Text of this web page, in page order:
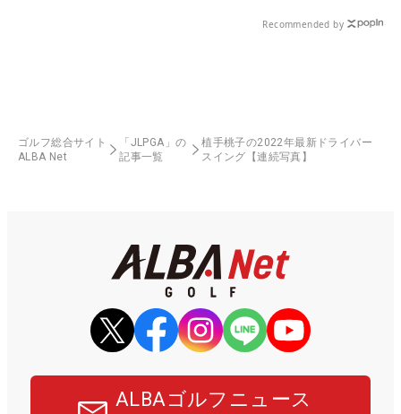
Recommended by
ゴルフ総合サイト
ALBA Net
「JLPGA」の
記事一覧
植手桃子の2022年最新ドライバー
スイング【連続写真】
ALBAゴルフニュース